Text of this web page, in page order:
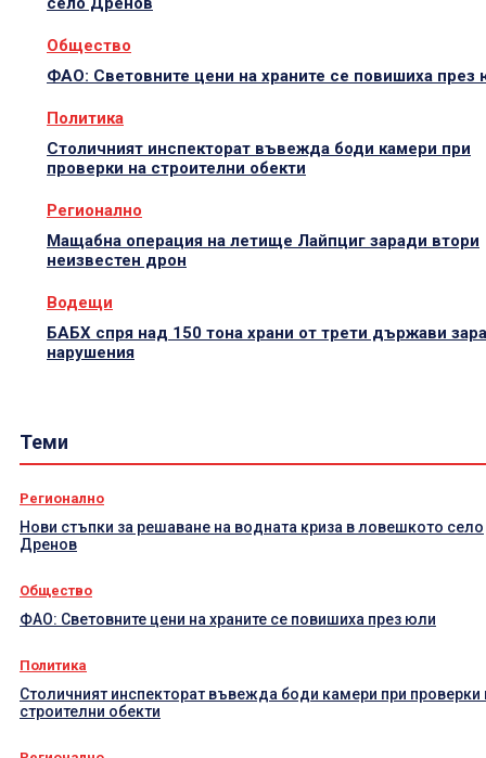
Общество
ФАО: Световните цени на храните се повишиха през
Политика
Столичният инспекторат въвежда боди камери при
проверки на строителни обекти
Регионално
Мащабна операция на летище Лайпциг заради втори
неизвестен дрон
Водещи
БАБХ спря над 150 тона храни от трети държави
нарушения
Теми
Регионално
Нови стъпки за решаване на водната криза в ловешкото село
Дренов
Общество
ФАО: Световните цени на храните се повишиха през юли
Политика
Столичният инспекторат въвежда боди камери при проверки
строителни обекти